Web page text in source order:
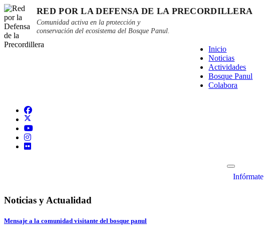
RED POR LA DEFENSA DE LA PRECORDILLERA
Comunidad activa en la protección y
conservación del ecosistema del Bosque Panul.
Inicio
Noticias
Actividades
Bosque Panul
Colabora
Infórmate
Noticias y Actualidad
Mensaje a la comunidad visitante del bosque panul